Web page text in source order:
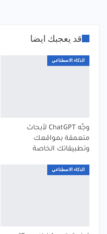
قد يعجبك ايضا
الذكاء الاصطناعي
وجِّه ChatGPT لأبحاث
متعمقة بمواقعك
وتطبيقاتك الخاصة
الذكاء الاصطناعي